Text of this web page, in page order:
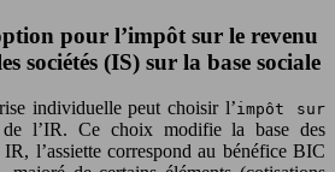
pour l’impôt sur le revenu
sociétés (IS) sur la base sociale
individuelle peut choisir l’impôt sur
l’IR. Ce choix modifie la base des
l’assiette correspond au bénéfice BIC